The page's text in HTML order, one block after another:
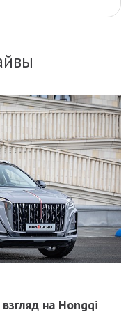
на Hongqi